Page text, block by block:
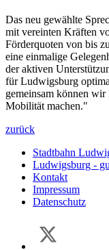
Das neu gewählte
mit vereinten Kräften
Förder­quoten von bis
eine einmalige
der aktiven
für Ludwigsburg
gemeinsam können
Mobilität machen."
zurück
Stadtbahn
Ludwigsburg -
Kontakt
Impressum
Datenschutz